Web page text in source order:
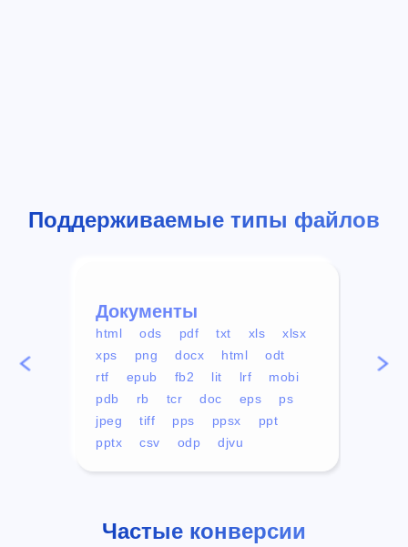
Поддерживаемые типы файлов
Документы
html ods pdf txt xls
xlsx
xps
png docx html
odt
rtf
epub fb2 lit lrf
mobi
pdb
rb tcr doc eps
ps
jpeg
tiff pps ppsx
ppt
pptx
csv odp djvu
mp4
Частые конверсии